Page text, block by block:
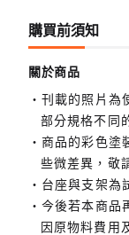
購買前須知
關於商品
刊載的照片為
部分規格不同
商品的彩色塗
些微差異，敬
台座與支架為
今後若本商品
因原物料費用